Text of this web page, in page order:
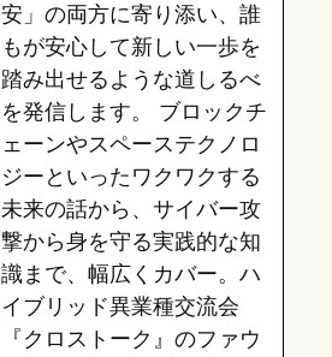
安」の両方に寄り添い、誰
もが安心して新しい一歩を
踏み出せるような道しるべ
を発信します。 ブロックチ
ェーンやスペーステクノロ
ジーといったワクワクする
未来の話から、サイバー攻
撃から身を守る実践的な知
識まで、幅広くカバー。ハ
イブリッド異業種交流会
『クロストーク』のファウ